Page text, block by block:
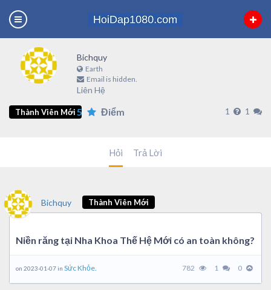
Bichquy
Earth
Email is hidden.
Liên Hệ
Thành Viên Mới5 Điểm 1 1
Hỏi Trả Lời
Bichquy Thành Viên Mới
Niền răng tại Nha Khoa Thế Hệ Mới có an toàn không?
on 2023-01-07 in Sức Khỏe. 782 1 0